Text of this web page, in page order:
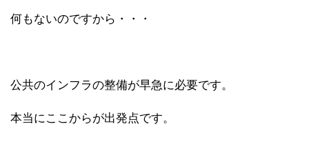
何もないのですから・・・
公共のインフラの整備が早急に必要です。
本当にここからが出発点です。